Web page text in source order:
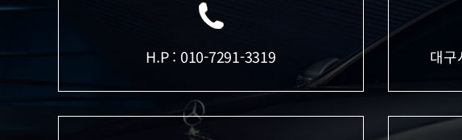
H.P : 010-7291-3319 대구